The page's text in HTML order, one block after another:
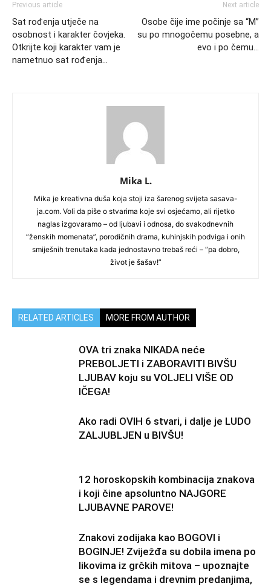
Previous article
Sat rođenja utječe na
osobnost i karakter čovjeka.
Otkrijte koji karakter vam je
nametnuo sat rođenja…
Next article
Osobe čije ime počinje sa “M”
su po mnogočemu posebne, a
evo i po čemu…
Mika L.
Mika je kreativna duša koja stoji iza šarenog svijeta sasava-
ja.com. Voli da piše o stvarima koje svi osjećamo, ali rijetko
naglas izgovaramo – od ljubavi i odnosa, do svakodnevnih
“ženskih momenata”, porodičnih drama, kuhinjskih podviga i onih
smiješnih trenutaka kada jednostavno trebaš reći – “pa dobro,
život je šašav!”
RELATED ARTICLES MORE FROM AUTHOR
OVA tri znaka NIKADA neće
PREBOLJETI i ZABORAVITI BIVŠU
LJUBAV koju su VOLJELI VIŠE OD
IČEGA!
Ako radi OVIH 6 stvari, i dalje je LUDO
ZALJUBLJEN u BIVŠU!
12 horoskopskih kombinacija znakova
i koji čine apsoluntno NAJGORE
LJUBAVNE PAROVE!
Znakovi zodijaka kao BOGOVI i
BOGINJE! Zviježđa su dobila imena po
likovima iz grčkih mitova – upoznajte
se s legendama i drevnim predanjima,